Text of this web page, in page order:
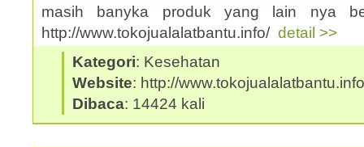
masih banyka produk yang lain nya
http://www.tokojualalatbantu.info/ detail >>
Kategori: Kesehatan
Website: http://www.tokojualalatbantu.info
Dibaca: 14424 kali